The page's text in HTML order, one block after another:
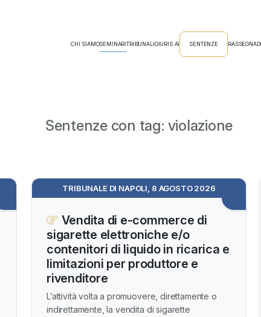
CHI SIAMOSEMINARITRIBUNALIGIURIS AI SENTENZE RASSEGNA
Sentenze con tag: violazione
TRIBUNALE DI NAPOLI, 8 AGOSTO 2026
Vendita di e-commerce di
sigarette elettroniche e/o
contenitori di liquido in ricarica e
limitazioni per produttore e
rivenditore
L’attività volta a promuovere, direttamente o
indirettamente, la vendita di sigarette